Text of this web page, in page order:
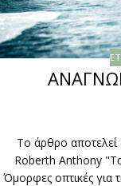
Το άρθρο
Roberth Anthony
Όμορφες οπτικές για